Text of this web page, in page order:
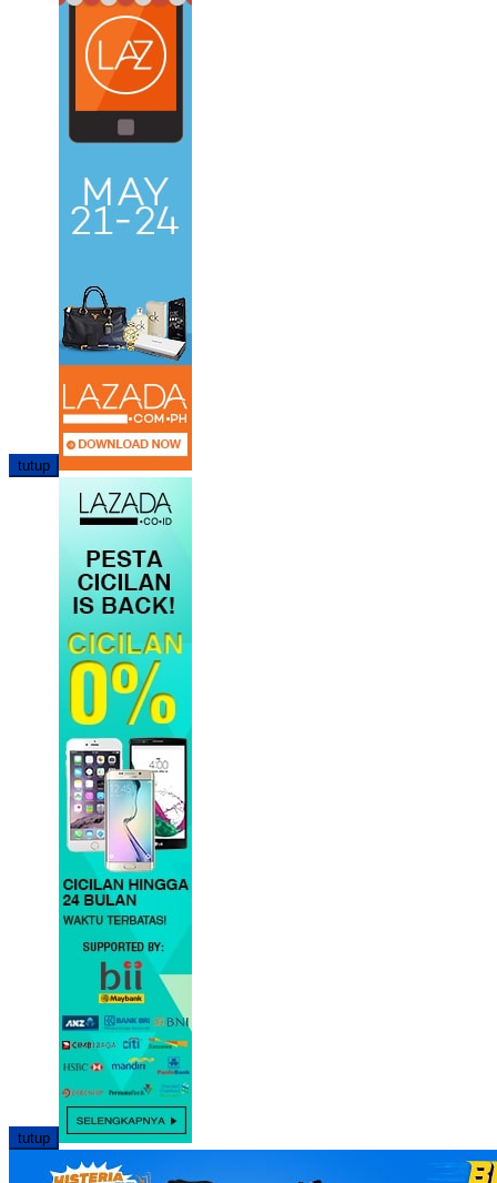
tutup
tutup